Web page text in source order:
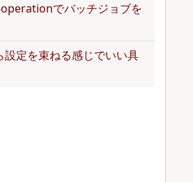
でバッチジョブを
設定を束ねる感じでいい具